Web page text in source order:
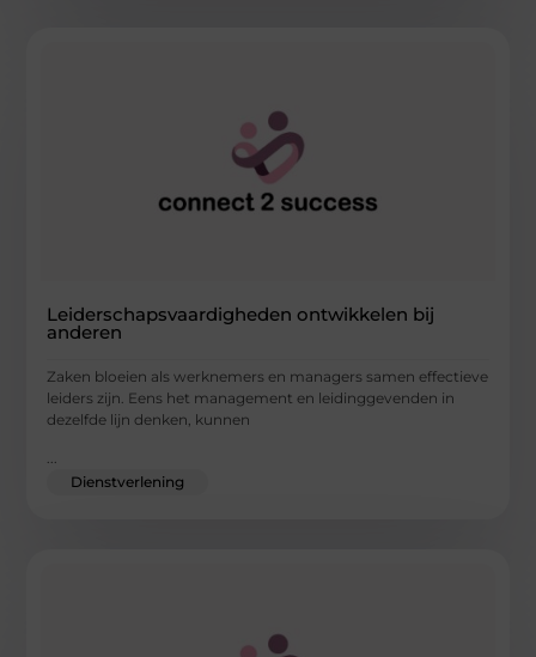
Leiderschapsvaardigheden ontwikkelen bij
anderen
Zaken bloeien als werknemers en managers samen effectieve
leiders zijn. Eens het management en leidinggevenden in
dezelfde lijn denken, kunnen
...
Dienstverlening